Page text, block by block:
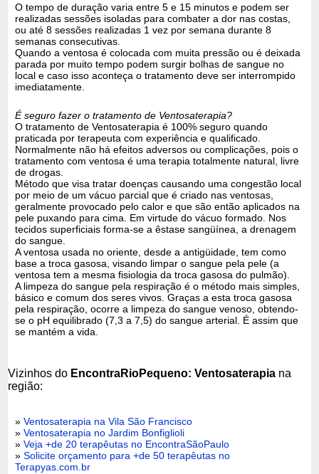
O tempo de duração varia entre 5 e 15 minutos e podem ser
realizadas sessões isoladas para combater a dor nas costas,
ou até 8 sessões realizadas 1 vez por semana durante 8
semanas consecutivas.
Quando a ventosa é colocada com muita pressão ou é deixada
parada por muito tempo podem surgir bolhas de sangue no
local e caso isso aconteça o tratamento deve ser interrompido
imediatamente.
É seguro fazer o tratamento de Ventosaterapia?
O tratamento de Ventosaterapia é 100% seguro quando
praticada por terapeuta com experiência e qualificado.
Normalmente não há efeitos adversos ou complicações, pois o
tratamento com ventosa é uma terapia totalmente natural, livre
de drogas.
Método que visa tratar doenças causando uma congestão local
por meio de um vácuo parcial que é criado nas ventosas,
geralmente provocado pelo calor e que são então aplicados na
pele puxando para cima. Em virtude do vácuo formado. Nos
tecidos superficiais forma-se a êstase sangüínea, a drenagem
do sangue.
A ventosa usada no oriente, desde a antigüidade, tem como
base a troca gasosa, visando limpar o sangue pela pele (a
ventosa tem a mesma fisiologia da troca gasosa do pulmão).
A limpeza do sangue pela respiração é o método mais simples,
básico e comum dos seres vivos. Graças a esta troca gasosa
pela respiração, ocorre a limpeza do sangue venoso, obtendo-
se o pH equilibrado (7,3 a 7,5) do sangue arterial. É assim que
se mantém a vida.
Vizinhos do EncontraRioPequeno: Ventosaterapia na
região:
»Ventosaterapia na Vila São Francisco
»Ventosaterapia no Jardim Bonfiglioli
»Veja +de 20 terapêutas no EncontraSãoPaulo
»Solicite orçamento para +de 50 terapêutas no
Terapyas.com.br